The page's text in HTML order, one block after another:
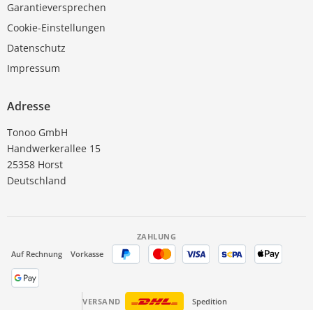
Garantieversprechen
Cookie-Einstellungen
Datenschutz
Impressum
Adresse
Tonoo GmbH
Handwerkerallee 15
25358 Horst
Deutschland
ZAHLUNG
Auf Rechnung
Vorkasse
VERSAND Spedition